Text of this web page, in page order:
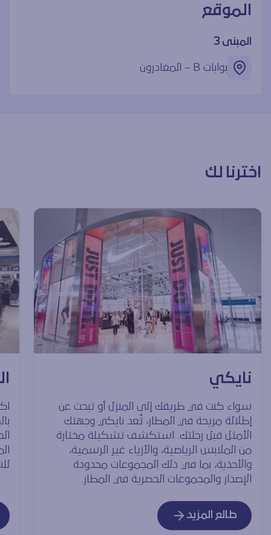
الموقع
المبنى 3
بوابات ‎B – المغادرون
اخترنا لك
نايكي
سواء كنت في طريقك إلى المنزل أو تبحث عن
إطلالة مريحة في المطار، تُعد نايكي وجهتك
الأمثل قبل رحلتك. استكشف تشكيلة مختارة
من الملابس الرياضية، والأزياء غير الرسمية،
والأحذية، بما في ذلك المجموعات محدودة
الإصدار والمجموعات الحصرية في المطار.
طالع المزيد